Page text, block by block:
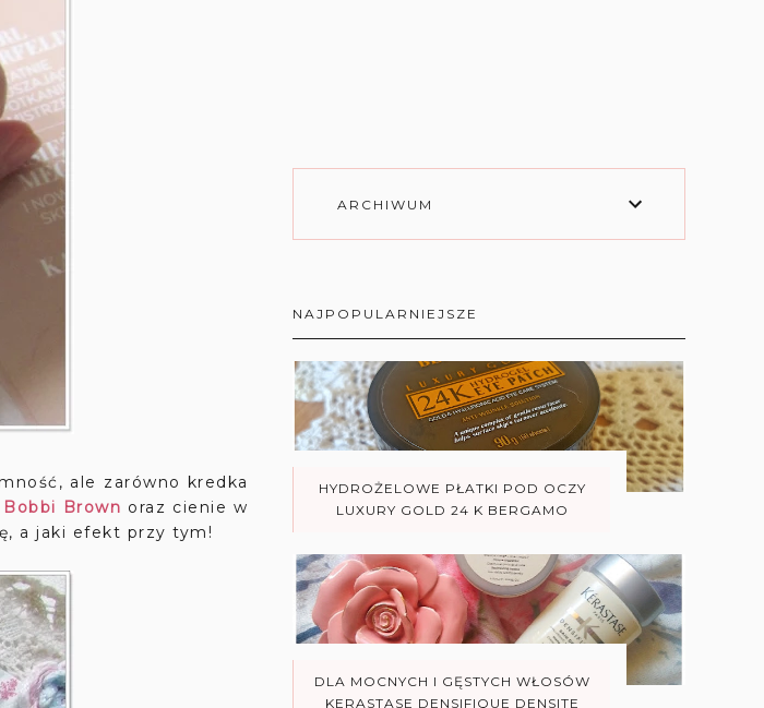
ale zarówno kredka
Brown oraz cienie w
a jaki efekt przy tym!
ARCHIWUM
NAJPOPULARNIEJSZE
HYDROŻELOWE PŁATKI POD OCZY
LUXURY GOLD 24 K BERGAMO
DLA MOCNYCH I GĘSTYCH WŁOSÓW
KERASTASE DENSIFIQUE DENSITE